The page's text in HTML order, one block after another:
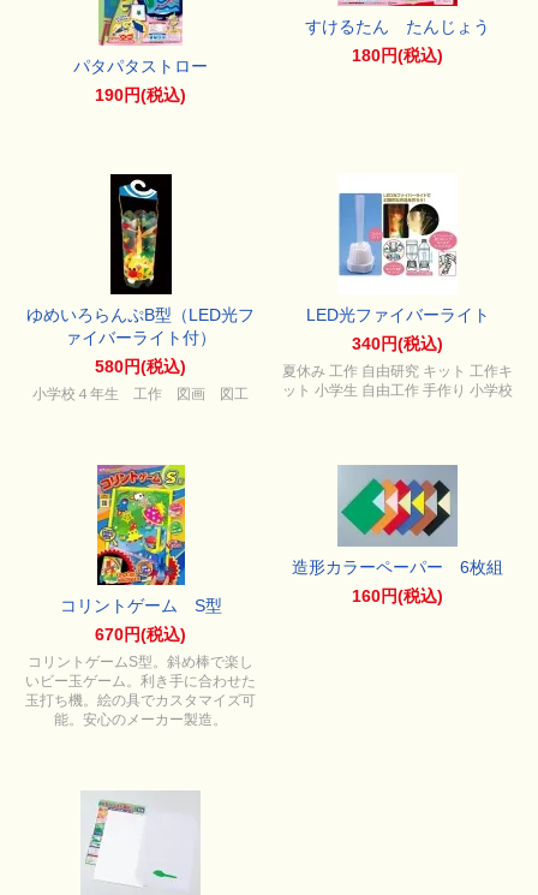
パタパタストロー
190円(税込)
すけるたん たんじょう
180円(税込)
ゆめいろらんぷB型（LED光フ
ァイバーライト付）
580円(税込)
小学校４年生 工作 図画 図工
LED光ファイバーライト
340円(税込)
夏休み 工作 自由研究 キット 工作キ
ット 小学生 自由工作 手作り 小学校
コリントゲーム S型
670円(税込)
コリントゲームS型。斜め棒で楽し
いビー玉ゲーム。利き手に合わせた
玉打ち機。絵の具でカスタマイズ可
能。安心のメーカー製造。
造形カラーペーパー 6枚組
160円(税込)